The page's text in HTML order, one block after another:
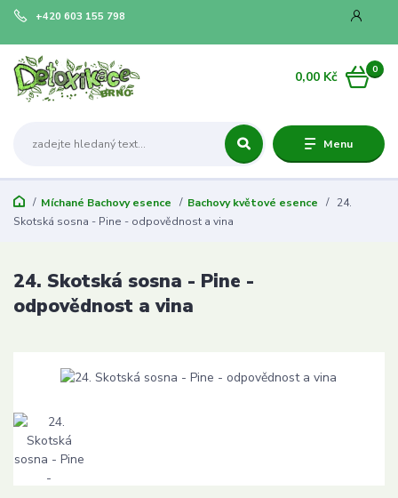
Menu
+420 603 155 798
0
0,00 Kč
Míchané Bachovy esence Bachovy květové esence
24.
Skotská sosna - Pine - odpovědnost a vina
24. Skotská sosna - Pine -
odpovědnost a vina